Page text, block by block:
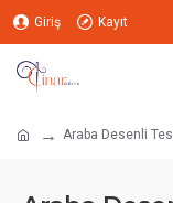
Giriş Kayıt
Araba Desenli